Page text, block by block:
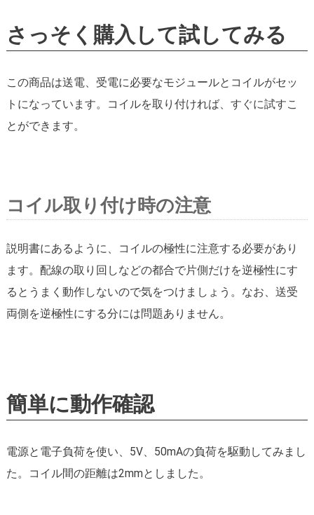
さっそく購入して試してみる
この商品は送電、受電に必要なモジュールとコイルがセッ
トになっています。コイルを取り付ければ、すぐに試すこ
とができます。
コイル取り付け時の注意
説明書にあるように、コイルの極性に注意する必要があり
ます。配線の取り回しなどの都合で片側だけを逆極性にす
るとうまく動作しないので気をつけましょう。なお、送受
両側を逆極性にする分には問題ありません。
簡単に動作確認
電源と電子負荷を使い、5V、50mAの負荷を駆動してみまし
た。コイル間の距離は2mmとしました。